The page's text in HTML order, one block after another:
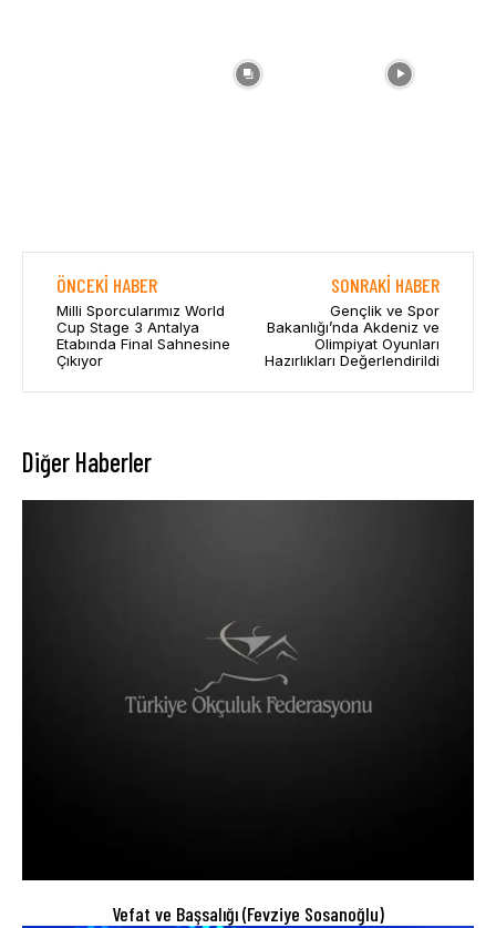
ÖNCEKI HABER
Milli Sporcularımız World
Cup Stage 3 Antalya
Etabında Final Sahnesine
Çıkıyor
SONRAKI HABER
Gençlik ve Spor
Bakanlığı’nda Akdeniz ve
Olimpiyat Oyunları
Hazırlıkları Değerlendirildi
Diğer Haberler
Vefat ve Başsalığı (Fevziye Sosanoğlu)